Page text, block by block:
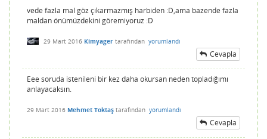
vede fazla mal göz çıkarmazmış harbiden :D,ama bazende fazla
maldan önümüzdekini göremiyoruz :D
29 Mart 2016 Kimyager tarafından yorumlandı
Cevapla
Eee soruda istenileni bir kez daha okursan neden topladığımı
anlayacaksın.
29 Mart 2016 Mehmet Toktaş tarafından yorumlandı
Cevapla